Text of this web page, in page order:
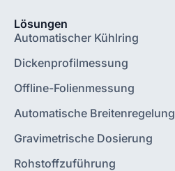
Lösungen
Automatischer Kühlring
Dickenprofilmessung
Offline-Folienmessung
Automatische Breitenregelung
Gravimetrische Dosierung
Rohstoffzuführung